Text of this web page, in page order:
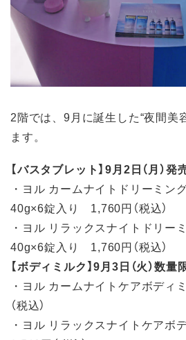
2階では、9月に誕生した“夜間美
ます。
【バスタブレット】9月2日（月）発
・ヨル カームナイトドリーミン
40g×6錠入り 1,760円（税込）
・ヨル リラックスナイトドリー
40g×6錠入り 1,760円（税込）
【ボディミルク】9月3日（火）数量
・ヨル カームナイトケアボデ
（税込）
・ヨル リラックスナイトケアボ